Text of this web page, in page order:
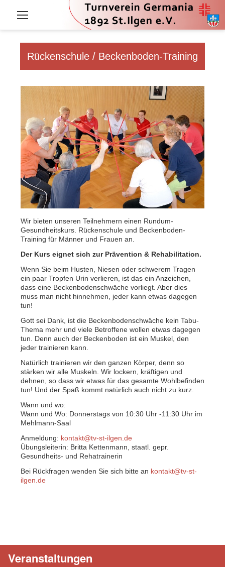
Rückenschule / Beckenboden-Training
Wir bieten unseren Teilnehmern einen Rundum-
Gesundheitskurs. Rückenschule und Beckenboden-
Training für Männer und Frauen an.
Der Kurs eignet sich zur Prävention & Rehabilitation.
Wenn Sie beim Husten, Niesen oder schwerem Tragen
ein paar Tropfen Urin verlieren, ist das ein Anzeichen,
dass eine Beckenbodenschwäche vorliegt. Aber dies
muss man nicht hinnehmen, jeder kann etwas dagegen
tun!
Gott sei Dank, ist die Beckenbodenschwäche kein Tabu-
Thema mehr und viele Betroffene wollen etwas dagegen
tun. Denn auch der Beckenboden ist ein Muskel, den
jeder trainieren kann.
Natürlich trainieren wir den ganzen Körper, denn so
stärken wir alle Muskeln. Wir lockern, kräftigen und
dehnen, so dass wir etwas für das gesamte Wohlbefinden
tun! Und der Spaß kommt natürlich auch nicht zu kurz.
Wann und wo:
Wann und Wo: Donnerstags von 10:30 Uhr -11:30 Uhr im
Mehlmann-Saal
Anmeldung: kontakt@tv-st-ilgen.de
Übungsleiterin: Britta Kettenmann, staatl. gepr.
Gesundheits- und Rehatrainerin
Bei Rückfragen wenden Sie sich bitte an kontakt@tv-st-
ilgen.de
Veranstaltungen